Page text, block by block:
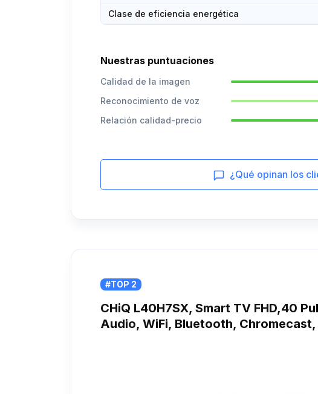
Clase de eficiencia energética
Nuestras puntuaciones
Calidad de la imagen
Reconocimiento de voz
Relación calidad-precio
¿Qué opinan los
#TOP 2
CHiQ L40H7SX, Smart TV FHD,40
Audio, WiFi, Bluetooth,